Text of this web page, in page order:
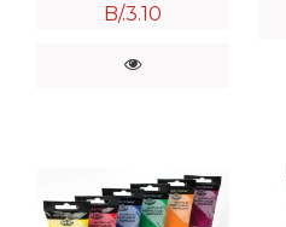
B/.3.10